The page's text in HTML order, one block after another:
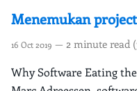
Menemukan
16 Oct 2019 — 2 minute read
Why Software Eating